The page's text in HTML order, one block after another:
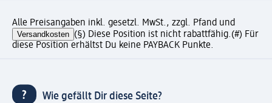
Alle Preisangaben inkl. gesetzl. MwSt., zzgl. Pfand und
Versandkosten (§) Diese Position ist nicht rabattfähig.(#) Für
diese Position erhältst Du keine PAYBACK Punkte.
Wie gefällt Dir diese Seite?